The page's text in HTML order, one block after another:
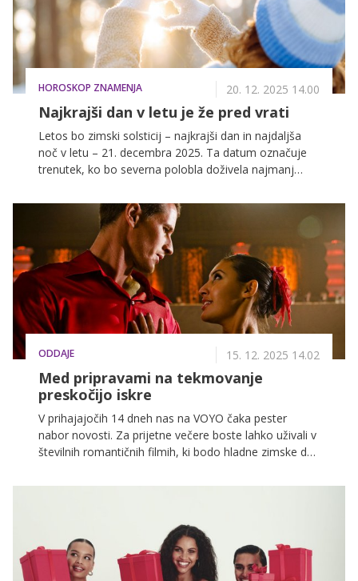
HOROSKOP ZNAMENJA 20. 12. 2025 14.00
Najkrajši dan v letu je že pred vrati
Letos bo zimski solsticij – najkrajši dan in najdaljša
noč v letu – 21. decembra 2025. Ta datum označuje
trenutek, ko bo severna polobla doživela najmanj
spet začeli daljšati.
ODDAJE 15. 12. 2025 14.02
Med pripravami na tekmovanje
preskočijo iskre
V prihajajočih 14 dneh nas na VOYO čaka pester
nabor novosti. Za prijetne večere boste lahko uživali v
številnih romantičnih filmih, ki bodo hladne zimske dni
saj nas čakajo tudi številni razburljivi športni dogodki.